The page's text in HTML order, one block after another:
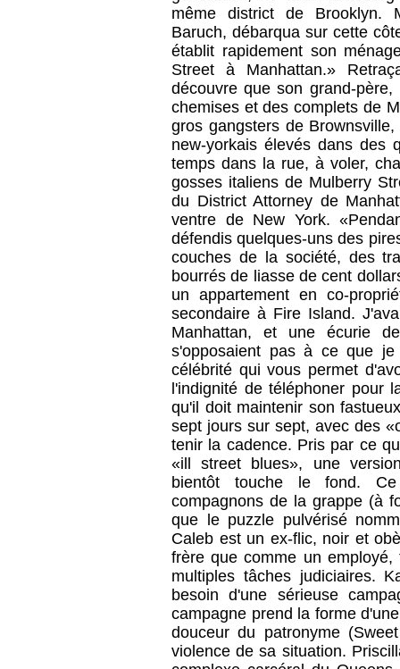
même district de Brooklyn.
Baruch, débarqua sur cette
établit rapidement son
Street à Manhattan.»
découvre que son grand-
chemises et des complets de
gros gangsters de
new-yorkais élevés dans des
temps dans la rue, à voler,
gosses italiens de Mulberry
du District Attorney de
ventre de New York.
défendis quelques-uns des
couches de la société, des
bourrés de liasse de cent
un appartement en co-
secondaire à Fire Island.
Manhattan, et une écurie
s'opposaient pas à ce que
célébrité qui vous permet
l'indignité de téléphoner pour
qu'il doit maintenir son
sept jours sur sept, avec des
tenir la cadence. Pris par ce
«ill street blues», une
bientôt touche le fond.
compagnons de la grappe (à
que le puzzle pulvérisé
Caleb est un ex-flic, noir et
frère que comme un
multiples tâches judiciaires.
besoin d'une sérieuse
campagne prend la forme
douceur du patronyme
violence de sa situation.